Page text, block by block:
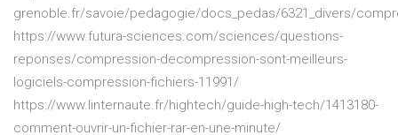
grenoble.fr/savoie/pedagogie/docs_pedas/6321_divers/
https://www.futura-sciences.com/sciences/questions-
reponses/compression-decompression-sont-meilleurs-
logiciels-compression-fichiers-11991/
https://www.linternaute.fr/hightech/guide-high-tech/1413180-
comment-ouvrir-un-fichier-rar-en-une-minute/